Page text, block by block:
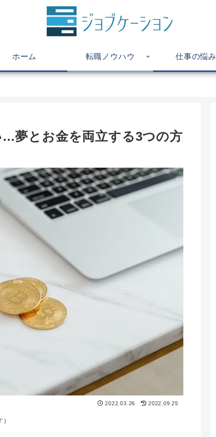
ホーム 転職ノウハウ 仕事の悩み
夢とお金を両立する3つの方
2022.03.26 2022.09.25